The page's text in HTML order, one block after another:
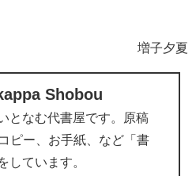
増子夕夏
Shobou
となむ代書屋です。原稿
ピー、お手紙、など「書
しています。